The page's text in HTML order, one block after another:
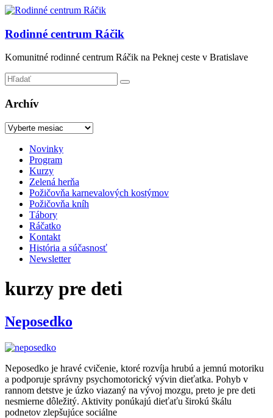
Prejsť
obsah
Rodinné centrum Ráčik
Komunitné rodinné centrum Ráčik na Peknej ceste v Bratislave
Archív
Archív
Menu
Novinky
Program
Kurzy
Zelená herňa
Požičovňa karnevalových kostýmov
Požičovňa kníh
Tábory
Ráčatko
Kontakt
História a súčasnosť
Newsletter
kurzy pre deti
Neposedko
Neposedko je hravé cvičenie, ktoré rozvíja hrubú a jemnú motoriku
a podporuje správny psychomotorický vývin dieťatka. Pohyb v
rannom detstve je úzko viazaný na vývoj mozgu, preto je pre deti
nesmierne dôležitý. Aktivity ponúkajú dieťaťu širokú škálu
podnetov zlepšujúce sociálne